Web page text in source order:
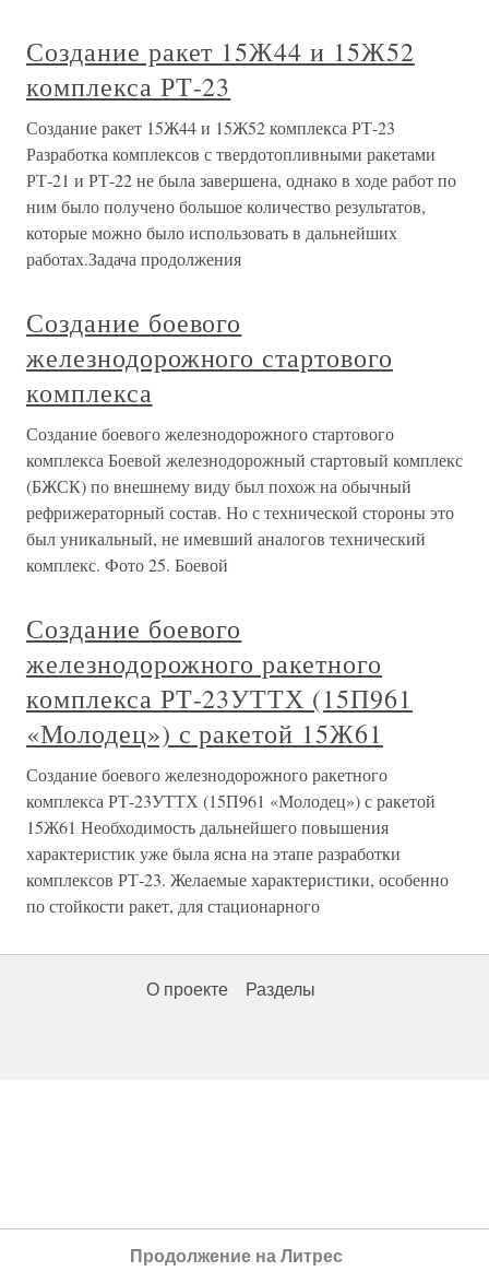
Создание ракет 15Ж44 и 15Ж52
комплекса РТ-23
Создание ракет 15Ж44 и 15Ж52 комплекса РТ-23
Разработка комплексов с твердотопливными ракетами
РТ-21 и РТ-22 не была завершена, однако в ходе работ по
ним было получено большое количество результатов,
которые можно было использовать в дальнейших
работах.Задача продолжения
Создание боевого
железнодорожного стартового
комплекса
Создание боевого железнодорожного стартового
комплекса Боевой железнодорожный стартовый комплекс
(БЖСК) по внешнему виду был похож на обычный
рефрижераторный состав. Но с технической стороны это
был уникальный, не имевший аналогов технический
комплекс. Фото 25. Боевой
Создание боевого
железнодорожного ракетного
комплекса РТ-23УТТХ (15П961
«Молодец») с ракетой 15Ж61
Создание боевого железнодорожного ракетного
комплекса РТ-23УТТХ (15П961 «Молодец») с ракетой
15Ж61 Необходимость дальнейшего повышения
характеристик уже была ясна на этапе разработки
комплексов РТ-23. Желаемые характеристики, особенно
по стойкости ракет, для стационарного
О проекте Разделы
Продолжение на Литрес